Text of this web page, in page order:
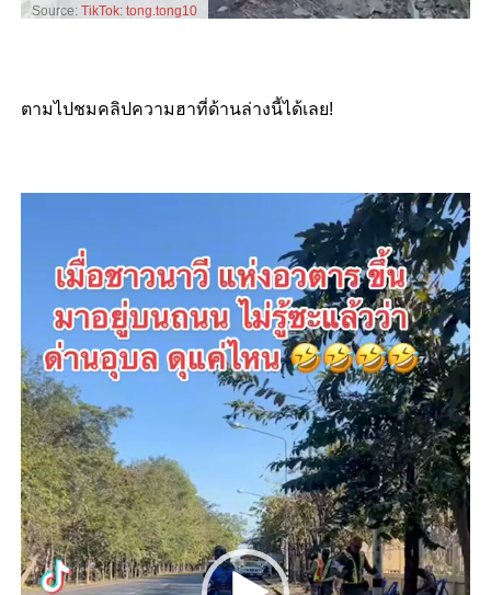
Source: TikTok: tong.tong10
ตามไปชมคลิปความฮาที่ด้านล่างนี้ได้เลย!